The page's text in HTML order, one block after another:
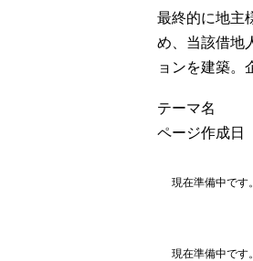
最終的に地主
め、当該借地
ョンを建築。
テーマ名
ページ作成日
現在準備中です。
現在準備中です。